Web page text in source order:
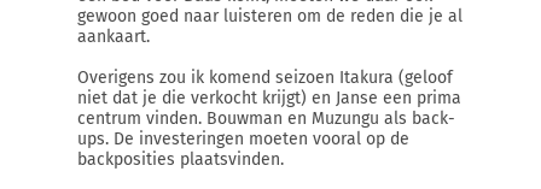
gewoon goed naar luisteren om de reden die je al
aankaart.
Overigens zou ik komend seizoen Itakura (geloof
niet dat je die verkocht krijgt) en Janse een prima
centrum vinden. Bouwman en Muzungu als back-
ups. De investeringen moeten vooral op de
backposities plaatsvinden.